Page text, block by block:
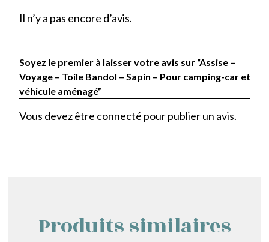
Il n’y a pas encore d’avis.
Soyez le premier à laisser votre avis sur “Assise –
Voyage – Toile Bandol – Sapin – Pour camping-car et
véhicule aménagé”
Vous devez être connecté pour publier un avis.
Produits similaires